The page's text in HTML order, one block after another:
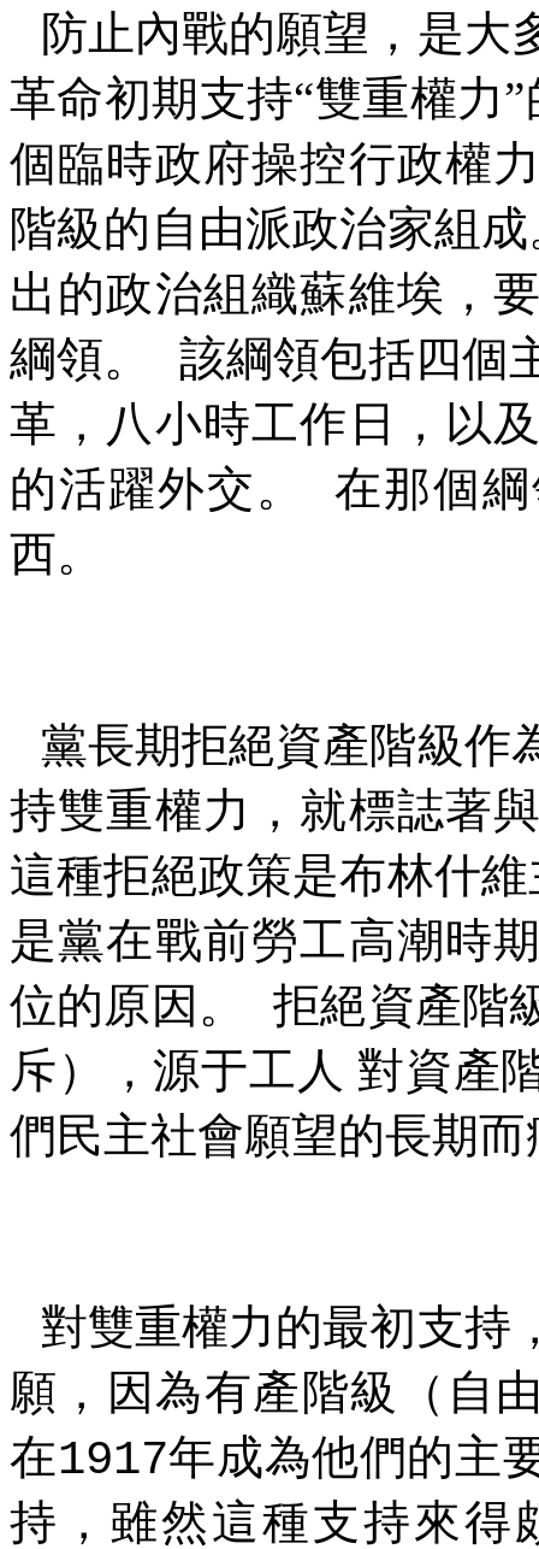
防止內戰的願望，是大
革命初期支持“雙重權力
個臨時政府操控行政權
階級的自由派政治家組
出的政治組織蘇維埃，
綱領。
該綱領包括四個
革，八小時工作日，以
的活躍外交。
在那個
西。
黨長期拒絕資產階級作
持雙重權力，就標誌著
這種拒絕政策是布林什
是黨在戰前勞工高潮時
位的原因。
拒絕資產階
斥），源于工人 對資產
們民主社會願望的長期
對雙重權力的最初支持
願，因為有產階級（自
在1917年成為他們的主
持，雖然這種支持來得